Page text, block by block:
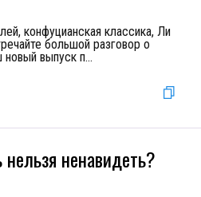
конфуцианская классика, Ли
большой разговор о
новый выпуск п...
ненавидеть?